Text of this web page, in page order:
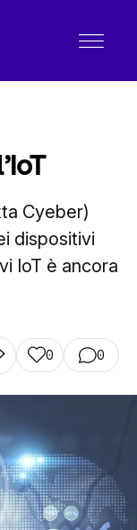
Cyeber)
dispositivi
IoT è ancora
0 0